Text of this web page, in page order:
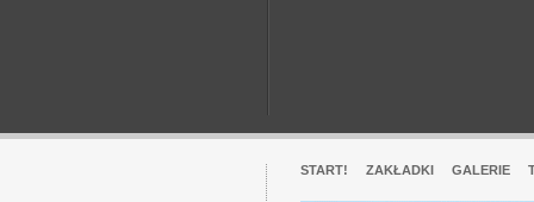
START! ZAKŁADKI GALERIE